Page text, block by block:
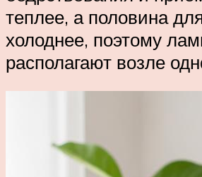
теплее, а половина
холоднее, поэтому
располагают возле